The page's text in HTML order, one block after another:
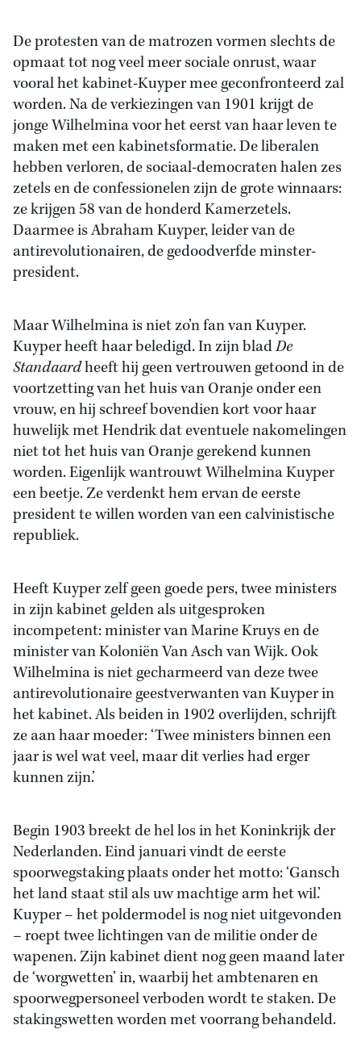
De protesten van de matrozen vormen slechts de
opmaat tot nog veel meer sociale onrust, waar
vooral het kabinet-Kuyper mee geconfronteerd zal
worden. Na de verkiezingen van 1901 krijgt de
jonge Wilhelmina voor het eerst van haar leven te
maken met een kabinetsformatie. De liberalen
hebben verloren, de sociaal-democraten halen zes
zetels en de confessionelen zijn de grote winnaars:
ze krijgen 58 van de honderd Kamerzetels.
Daarmee is Abraham Kuyper, leider van de
antirevolutionairen, de gedoodverfde minster-
president.
Maar Wilhelmina is niet zo’n fan van Kuyper.
Kuyper heeft haar beledigd. In zijn bladDe
Standaardheeft hij geen vertrouwen getoond in de
voortzetting van het huis van Oranje onder een
vrouw, en hij schreef bovendien kort voor haar
huwelijk met Hendrik dat eventuele nakomelingen
niet tot het huis van Oranje gerekend kunnen
worden. Eigenlijk wantrouwt Wilhelmina Kuyper
een beetje. Ze verdenkt hem ervan de eerste
president te willen worden van een calvinistische
republiek.
Heeft Kuyper zelf geen goede pers, twee ministers
in zijn kabinet gelden als uitgesproken
incompetent: minister van Marine Kruys en de
minister van Koloniën Van Asch van Wijk. Ook
Wilhelmina is niet gecharmeerd van deze twee
antirevolutionaire geestverwanten van Kuyper in
het kabinet. Als beiden in 1902 overlijden, schrijft
ze aan haar moeder: ‘Twee ministers binnen een
jaar is wel wat veel, maar dit verlies had erger
kunnen zijn.’
Begin 1903 breekt de hel los in het Koninkrijk der
Nederlanden. Eind januari vindt de eerste
spoorwegstaking plaats onder het motto: ‘Gansch
het land staat stil als uw machtige arm het wil.’
Kuyper – het poldermodel is nog niet uitgevonden
– roept twee lichtingen van de militie onder de
wapenen. Zijn kabinet dient nog geen maand later
de ‘worgwetten’ in, waarbij het ambtenaren en
spoorwegpersoneel verboden wordt te staken. De
stakingswetten worden met voorrang behandeld.